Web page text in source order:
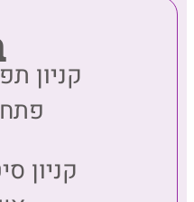
קניון
קניון